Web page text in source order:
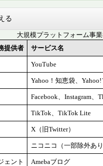
る
大規模プラットフォーム事
提供者
サービス名
YouTube
Yahoo！知恵袋、
Facebook、Instagram、
TikTok、TikTok Lite
X（旧Twitter）
ニコニコ（一部除外あり
ェント Amebaブログ